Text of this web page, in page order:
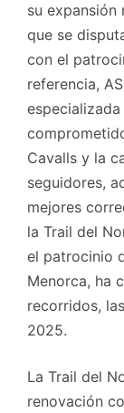
su expansión
que se
con el
referencia,
Cavalls y la
seguidores,
mejores
la Trail del
el patrocinio
Menorca, ha
recorridos,
2025.
La Trail del
renovación